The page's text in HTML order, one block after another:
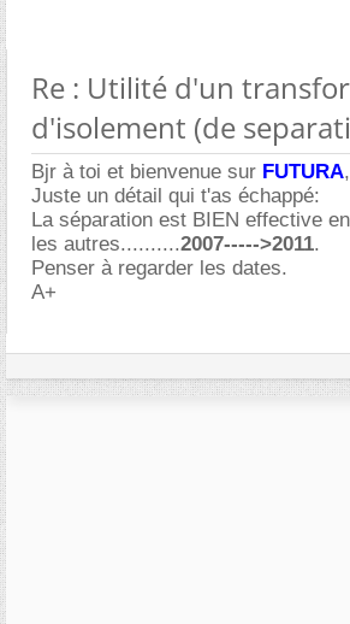
Re : Utilité d'un
d'isolement (de
Bjr à toi et bienvenue sur FUTURA,
Juste un détail qui t'as échappé:
La séparation est BIEN effective
les autres..........2007----->2011.
Penser à regarder les dates.
A+